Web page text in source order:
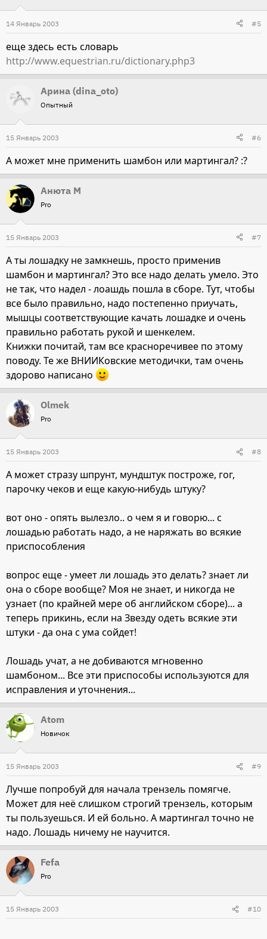
14 Январь 2003 #5
еще здесь есть словарь
http://www.equestrian.ru/dictionary.php3
Арина (dina_oto)
Опытный
15 Январь 2003 #6
А может мне применить шамбон или мартингал? :?
Анюта М
Pro
15 Январь 2003 #7
А ты лошадку не замкнешь, просто применив
шамбон и мартингал? Это все надо делать умело. Это
не так, что надел - лоашдь пошла в сборе. Тут, чтобы
все было правильно, надо постепенно приучать,
мышцы соответствующие качать лошадке и очень
правильно работать рукой и шенкелем.
Книжки почитай, там все красноречивее по этому
поводу. Те же ВНИИКовские методички, там очень
здорово написано
Olmek
Pro
15 Январь 2003 #8
А может стразу шпрунт, мундштук построже, гог,
парочку чеков и еще какую-нибудь штуку?
вот оно - опять вылезло.. о чем я и говорю... с
лошадью работать надо, а не наряжать во всякие
приспособления
вопрос еще - умеет ли лошадь это делать? знает ли
она о сборе вообще? Моя не знает, и никогда не
узнает (по крайней мере об английском сборе)... а
теперь прикинь, если на Звезду одеть всякие эти
штуки - да она с ума сойдет!
Лошадь учат, а не добиваются мгновенно
шамбоном... Все эти приспособы используются для
исправления и уточнения...
Atom
Новичок
15 Январь 2003 #9
Лучше попробуй для начала трензель помягче.
Может для неё слишком строгий трензель, которым
ты пользуешься. И ей больно. А мартингал точно не
надо. Лошадь ничему не научится.
Fefa
Pro
15 Январь 2003 #10